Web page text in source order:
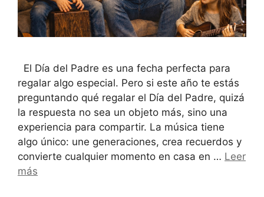
El Día del Padre es una fecha perfecta para
regalar algo especial. Pero si este año te estás
preguntando qué regalar el Día del Padre, quizá
la respuesta no sea un objeto más, sino una
experiencia para compartir. La música tiene
algo único: une generaciones, crea recuerdos y
convierte cualquier momento en casa en … Leer
más